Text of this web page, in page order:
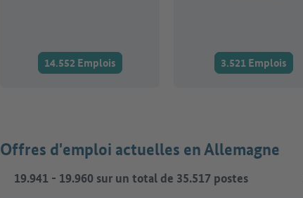
14.552 Emplois 3.521 Emplois
Offres d'emploi actuelles en Allemagne
19.941 - 19.960 sur un total de 35.517 postes